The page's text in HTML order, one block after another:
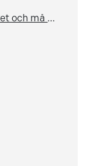
Njut av livet och må bättre